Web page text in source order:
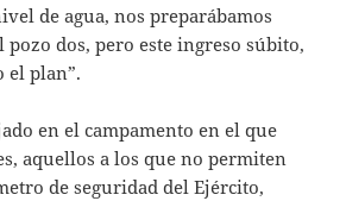
de agua, nos preparábamos
dos, pero este ingreso súbito,
el plan”.
en el campamento en el que
aquellos a los que no permiten
de seguridad del Ejército,